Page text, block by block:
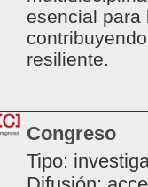
esencial para
resiliente.
Congreso
Tipo: